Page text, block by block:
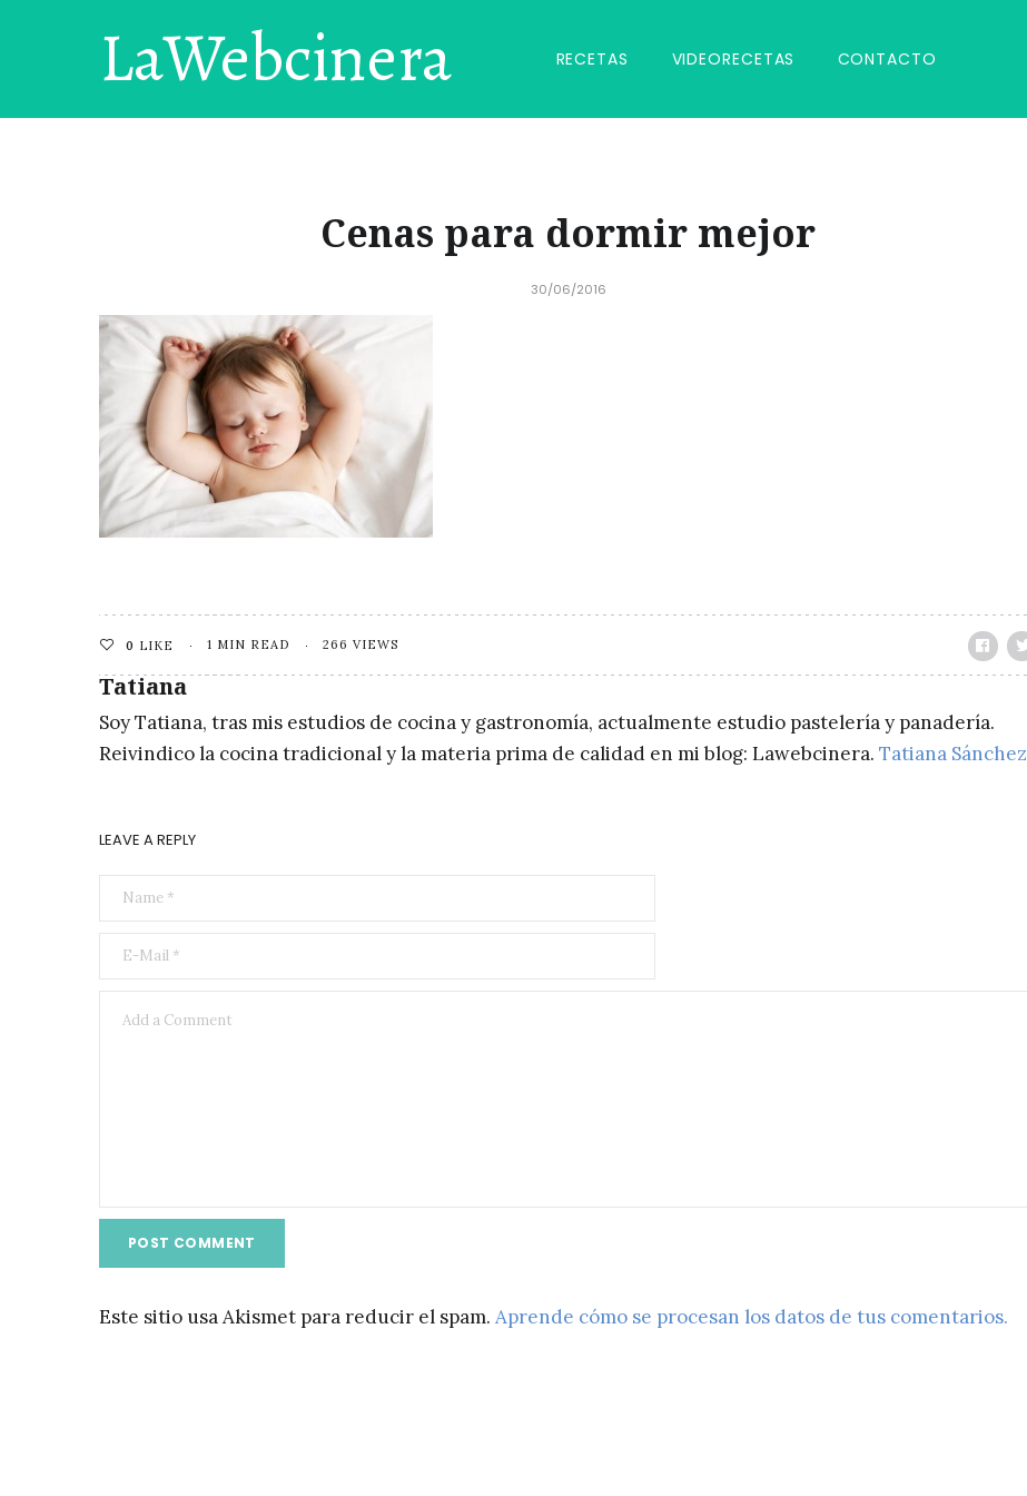
LaWebcinera RECETAS VIDEORECETAS CONTACTO
Cenas para dormir mejor
30/06/2016
0 LIKE 1 MIN READ 266 VIEWS
Tatiana
Soy Tatiana, tras mis estudios de cocina y gastronomía, actualmente estudio pastelería y panadería.
Reivindico la cocina tradicional y la materia prima de calidad en mi blog: Lawebcinera. Tatiana Sánchez
LEAVE A REPLY
Este sitio usa Akismet para reducir el spam. Aprende cómo se procesan los datos de tus comentarios.